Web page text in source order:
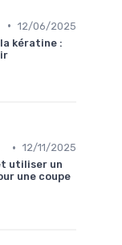
• 12/06/2025
kératine :
• 12/11/2025
utiliser un
une coupe